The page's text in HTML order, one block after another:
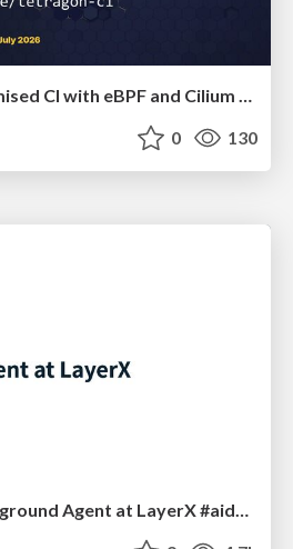
Detecting Compromised CI with eBPF and Cilium Tetragon
0 130